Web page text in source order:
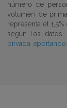
número de
volumen de
representa el
según los datos
privada,